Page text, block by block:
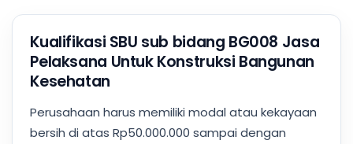
Kualifikasi SBU sub bidang BG008 Jasa
Pelaksana Untuk Konstruksi Bangunan
Kesehatan
Perusahaan harus memiliki modal atau kekayaan
bersih di atas Rp50.000.000 sampai dengan